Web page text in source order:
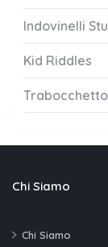
Indovinelli
Kid Riddles
Chi Siamo
Chi Siamo